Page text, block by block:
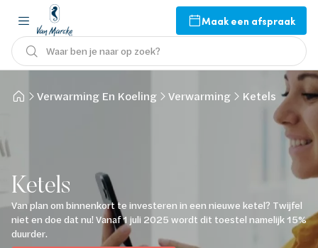
Maak een afspraak
Waar ben je naar op zoek?
Verwarming En Koeling Verwarming Ketels
Ketels
Van plan om binnenkort te investeren in een nieuwe ketel? Twijfel
niet en doe dat nu! Vanaf 1 juli 2025 wordt dit toestel namelijk 15%
duurder.